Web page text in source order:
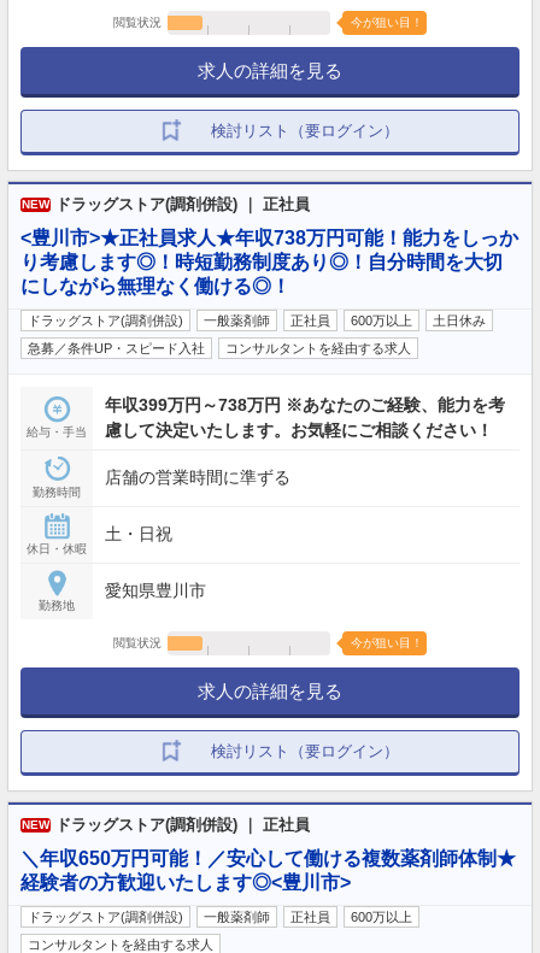
閲覧状況 今が狙い目！
求人の詳細を見る
検討リスト（要ログイン）
NEW ドラッグストア(調剤併設) ｜ 正社員
<豊川市>★正社員求人★年収738万円可能！能力をしっか
り考慮します◎！時短勤務制度あり◎！自分時間を大切
にしながら無理なく働ける◎！
ドラッグストア(調剤併設) 一般薬剤師 正社員 600万以上
土日休み
急募／条件UP・スピード入社
コンサルタントを経由する求人
給与・手当
年収399万円～738万円 ※あなたのご経験、能力を考
慮して決定いたします。お気軽にご相談ください！
勤務時間
店舗の営業時間に準ずる
休日・休暇
土・日祝
勤務地
愛知県豊川市
閲覧状況 今が狙い目！
求人の詳細を見る
検討リスト（要ログイン）
NEW ドラッグストア(調剤併設) ｜ 正社員
＼年収650万円可能！／安心して働ける複数薬剤師体制★
経験者の方歓迎いたします◎<豊川市>
ドラッグストア(調剤併設) 一般薬剤師 正社員
600万以上
コンサルタントを経由する求人